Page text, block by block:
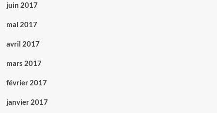
juin 2017
mai 2017
avril 2017
mars 2017
février 2017
janvier 2017